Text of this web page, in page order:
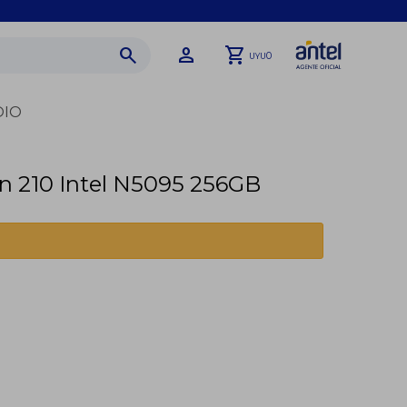
UYU0
210 Intel N5095 256GB